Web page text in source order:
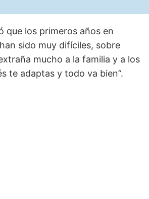
que los primeros años en
sido muy difíciles, sobre
mucho a la familia y a los
te adaptas y todo va bien”.